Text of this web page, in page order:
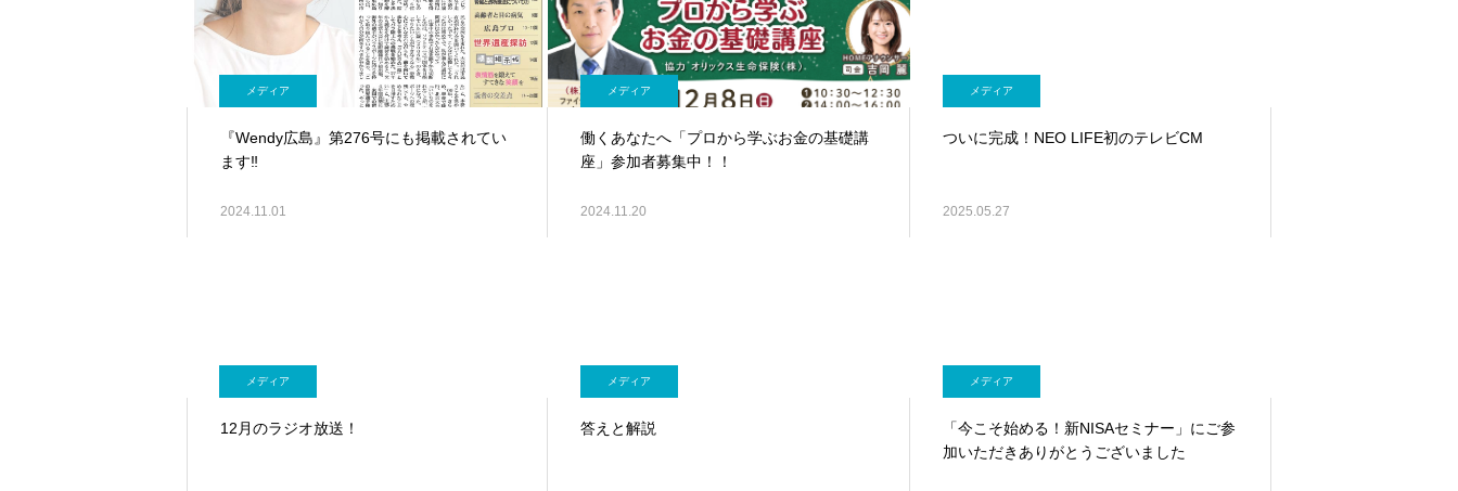
メディア
『Wendy広島』第276号にも掲載されてい
ます‼
2024.11.01
メディア
働くあなたへ「プロから学ぶお金の基礎講
座」参加者募集中！！
2024.11.20
メディア
ついに完成！NEO LIFE初のテレビCM
2025.05.27
メディア
12月のラジオ放送！
メディア
答えと解説
メディア
「今こそ始める！新NISAセミナー」にご参
加いただきありがとうございました